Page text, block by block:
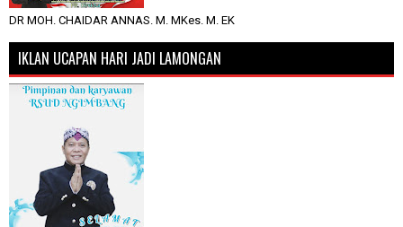
DR MOH. CHAIDAR ANNAS. M. MKes. M. EK
IKLAN UCAPAN HARI JADI LAMONGAN